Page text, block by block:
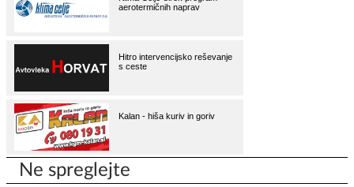
Ne spreglejte